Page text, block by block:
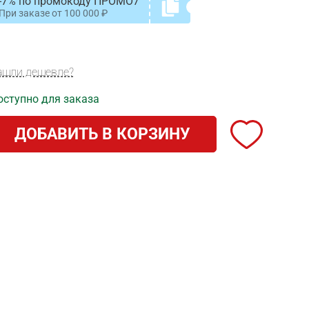
заказе от 100 000
дешевле?
для заказа
ДОБАВИТЬ В КОРЗИНУ